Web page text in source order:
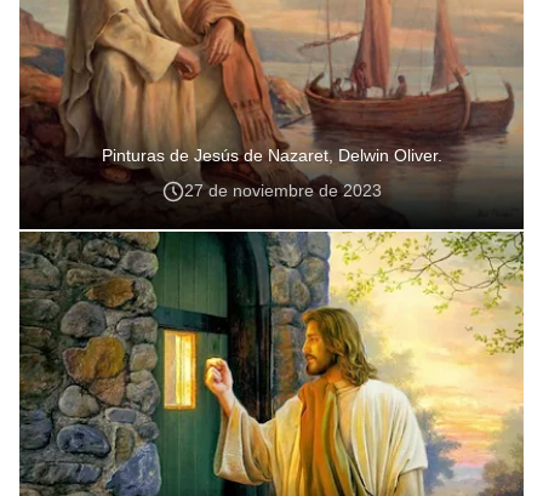
Pinturas de Jesús de Nazaret, Delwin Oliver.
27 de noviembre de 2023